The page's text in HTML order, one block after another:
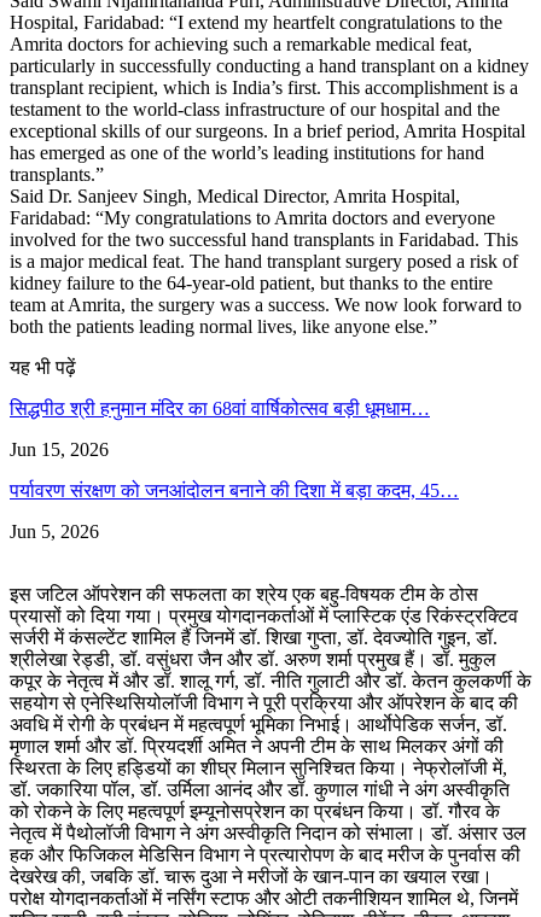
Hospital, Faridabad: “I extend my heartfelt congratulations to the
Amrita doctors for achieving such a remarkable medical feat,
particularly in successfully conducting a hand transplant on a kidney
transplant recipient, which is India’s first. This accomplishment is a
testament to the world-class infrastructure of our hospital and the
exceptional skills of our surgeons. In a brief period, Amrita Hospital
has emerged as one of the world’s leading institutions for hand
transplants.”
Said Dr. Sanjeev Singh, Medical Director, Amrita Hospital,
Faridabad: “My congratulations to Amrita doctors and everyone
involved for the two successful hand transplants in Faridabad. This
is a major medical feat. The hand transplant surgery posed a risk of
kidney failure to the 64-year-old patient, but thanks to the entire
team at Amrita, the surgery was a success. We now look forward to
both the patients leading normal lives, like anyone else.”
यह भी पढ़ें
सिद्धपीठ श्री हनुमान मंदिर का 68वां वार्षिकोत्सव बड़ी धूमधाम…
Jun 15, 2026
पर्यावरण संरक्षण को जनआंदोलन बनाने की दिशा में बड़ा कदम, 45…
Jun 5, 2026
इस जटिल ऑपरेशन की सफलता का श्रेय एक बहु-विषयक टीम के ठोस
प्रयासों को दिया गया। प्रमुख योगदानकर्ताओं में प्लास्टिक एंड रिकंस्ट्रक्टिव
सर्जरी में कंसल्टेंट शामिल हैं जिनमें डॉ. शिखा गुप्ता, डॉ. देवज्योति गुइन, डॉ.
श्रीलेखा रेड्डी, डॉ. वसुंधरा जैन और डॉ. अरुण शर्मा प्रमुख हैं। डॉ. मुकुल
कपूर के नेतृत्व में और डॉ. शालू गर्ग, डॉ. नीति गुलाटी और डॉ. केतन कुलकर्णी के
सहयोग से एनेस्थिसियोलॉजी विभाग ने पूरी प्रक्रिया और ऑपरेशन के बाद की
अवधि में रोगी के प्रबंधन में महत्वपूर्ण भूमिका निभाई। आर्थाेपेडिक सर्जन, डॉ.
मृणाल शर्मा और डॉ. प्रियदर्शी अमित ने अपनी टीम के साथ मिलकर अंगों की
स्थिरता के लिए हड्डियों का शीघ्र मिलान सुनिश्चित किया। नेफ्रोलॉजी में,
डॉ. जकारिया पॉल, डॉ. उर्मिला आनंद और डॉ. कुणाल गांधी ने अंग अस्वीकृति
को रोकने के लिए महत्वपूर्ण इम्यूनोसप्रेशन का प्रबंधन किया। डॉ. गौरव के
नेतृत्व में पैथोलॉजी विभाग ने अंग अस्वीकृति निदान को संभाला। डॉ. अंसार उल
हक और फिजिकल मेडिसिन विभाग ने प्रत्यारोपण के बाद मरीज के पुनर्वास की
देखरेख की, जबकि डॉ. चारू दुआ ने मरीजों के खान-पान का खयाल रखा।
परोक्ष योगदानकर्ताओं में नर्सिंग स्टाफ और ओटी तकनीशियन शामिल थे, जिनमें